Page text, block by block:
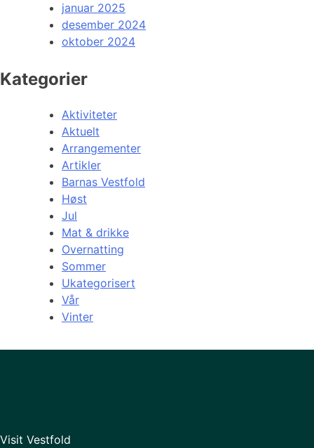
januar 2025
desember 2024
oktober 2024
Kategorier
Aktiviteter
Aktuelt
Arrangementer
Artikler
Barnas Vestfold
Høst
Jul
Mat & drikke
Overnatting
Sommer
Ukategorisert
Vår
Vinter
Visit Vestfold